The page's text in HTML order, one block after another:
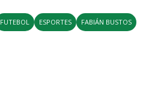
FUTEBOL ESPORTES
FABIÁN BUSTOS